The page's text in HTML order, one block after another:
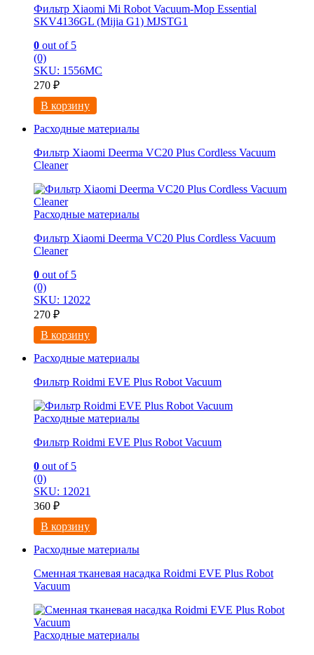
Фильтр Xiaomi Mi Robot Vacuum-Mop Essential
SKV4136GL (Mijia G1) MJSTG1
0 out of 5
(0)
SKU: 1556МС
270 ₽
В корзину
Расходные материалы
Фильтр Xiaomi Deerma VC20 Plus Cordless Vacuum
Cleaner
Расходные материалы
Фильтр Xiaomi Deerma VC20 Plus Cordless Vacuum
Cleaner
0 out of 5
(0)
SKU: 12022
270 ₽
В корзину
Расходные материалы
Фильтр Roidmi EVE Plus Robot Vacuum
Расходные материалы
Фильтр Roidmi EVE Plus Robot Vacuum
0 out of 5
(0)
SKU: 12021
360 ₽
В корзину
Расходные материалы
Сменная тканевая насадка Roidmi EVE Plus Robot
Vacuum
Расходные материалы